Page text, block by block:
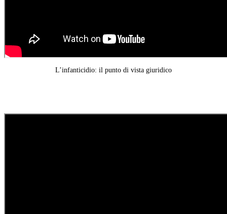
L’infanticidio: il punto di vista giuridico